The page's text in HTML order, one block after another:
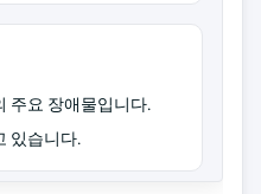
주요 장애물입니다.
있습니다.